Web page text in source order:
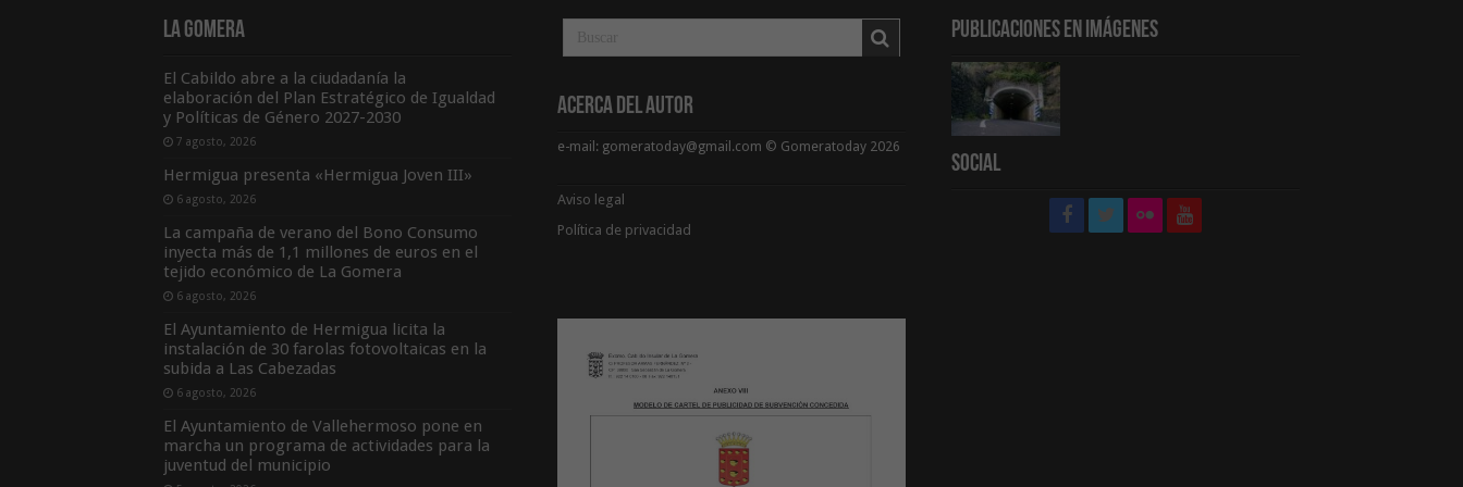
La Gomera
El Cabildo abre a la ciudadanía la
elaboración del Plan Estratégico de Igualdad
y Políticas de Género 2027-2030
7 agosto, 2026
Hermigua presenta «Hermigua Joven III»
6 agosto, 2026
La campaña de verano del Bono Consumo
inyecta más de 1,1 millones de euros en el
tejido económico de La Gomera
6 agosto, 2026
El Ayuntamiento de Hermigua licita la
instalación de 30 farolas fotovoltaicas en la
subida a Las Cabezadas
6 agosto, 2026
El Ayuntamiento de Vallehermoso pone en
marcha un programa de actividades para la
juventud del municipio
Acerca del Autor
e-mail: gomeratoday@gmail.com © Gomeratoday 2026
Aviso legal
Política de privacidad
Publicaciones en Imágenes
Social